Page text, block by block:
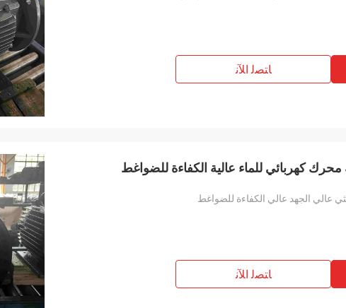
ﺎﺘﺼﻟ ﺍﻶﻧ
عالي الجهد عالي الكفاءة للضواغط
ﺎﺘﺼﻟ ﺍﻶﻧ